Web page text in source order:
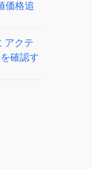
価格追
アクテ
確認す